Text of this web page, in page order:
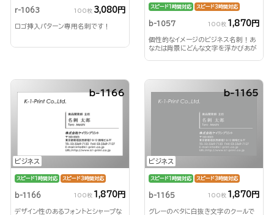
r-1063 100枚 3,080円
ロゴ挿入パターン専用名刺です！
スピード1時間対応 スピード3時間対応
b-1057 100枚 1,870円
個性的なイメージのビジネス名刺！あ
なたは背景にどんな文字を浮かびあが
ビジネス
b-1166
スピード1時間対応 スピード3時間対応
b-1166 100枚 1,870円
デザイン性のあるフォントとシャープな
ビジネス
b-1165
スピード1時間対応 スピード3時間対応
b-1165 100枚 1,870円
グレーのベタに白抜き文字のクールで